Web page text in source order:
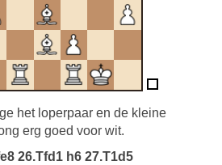
het loperpaar en de kleine
erg goed voor wit.
26.Tfd1 h6 27.T1d5